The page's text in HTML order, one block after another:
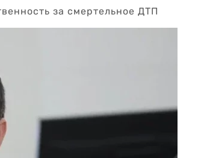
за смертельное ДТП